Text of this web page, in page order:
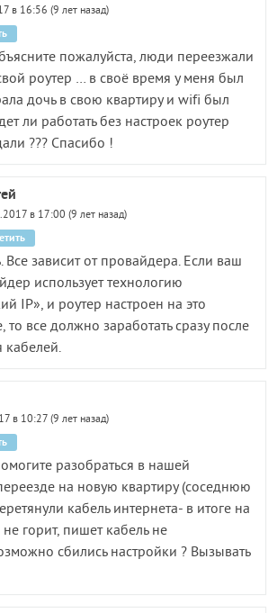
в 16:56 (9 лет назад)
пожалуйста, люди переезжали
роутер … в своё время у меня был
дочь в свою квартиру и wifi был
ли работать без настроек роутер
??? Спасибо !
в 17:00 (9 лет назад)
зависит от провайдера. Если ваш
использует технологию
IP», и роутер настроен на это
все должно заработать сразу после
в 10:27 (9 лет назад)
разобраться в нашей
на новую квартиру (соседнюю
кабель интернета- в итоге на
горит, пишет кабель не
сбились настройки ? Вызывать